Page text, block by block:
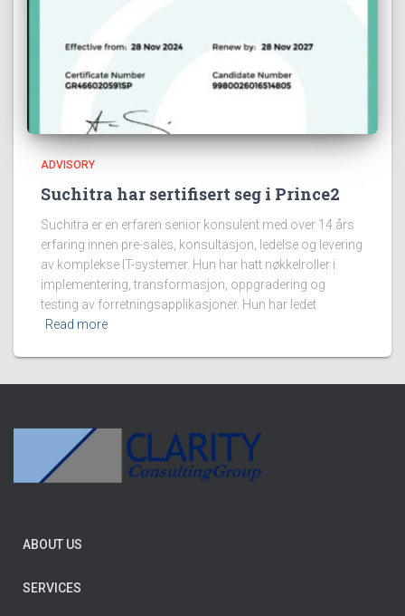
ADVISORY
Suchitra har sertifisert seg i Prince2
Suchitra er en erfaren senior konsulent med over 14 års
erfaring innen pre-sales, konsultasjon, ledelse og levering
av komplekse IT-systemer. Hun har hatt nøkkelroller i
implementering, transformasjon, oppgradering og
testing av forretningsapplikasjoner. Hun har ledet
Read more
ABOUT US
SERVICES